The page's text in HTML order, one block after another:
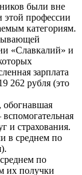
были вне
этой профессии
категориям.
«Славкалий» и
зарплата
262 рубля (это
и страхования.
в среднем по
по
их получки